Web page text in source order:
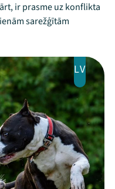
ir prasme uz konflikta
sarežģītām
LV